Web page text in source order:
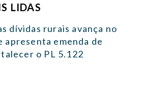
LIDAS
dívidas rurais avança no
apresenta emenda de
o PL 5.122